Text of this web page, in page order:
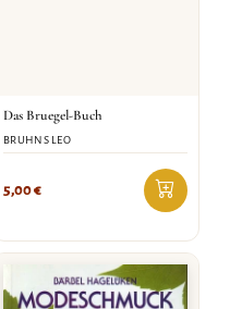
Das Bruegel-Buch
BRUHNS LEO
5,00€